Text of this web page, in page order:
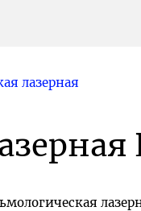
лазерная